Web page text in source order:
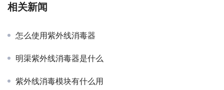
相关新闻
怎么使用紫外线消毒器
明渠紫外线消毒器是什么
紫外线消毒模块有什么用